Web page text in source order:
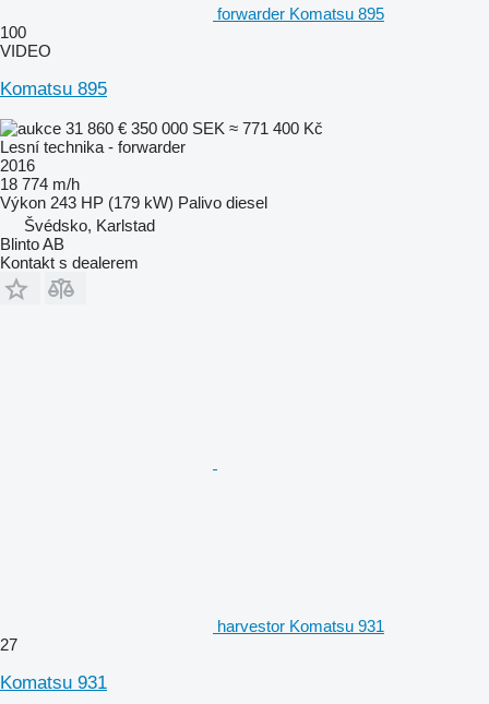
forwarder Komatsu 895
100
VIDEO
Komatsu 895
31 860 € 350 000 SEK ≈ 771 400 Kč
Lesní technika - forwarder
2016
18 774 m/h
Výkon 243 HP (179 kW) Palivo diesel
Švédsko, Karlstad
Blinto AB
Kontakt s dealerem
harvestor Komatsu 931
27
Komatsu 931